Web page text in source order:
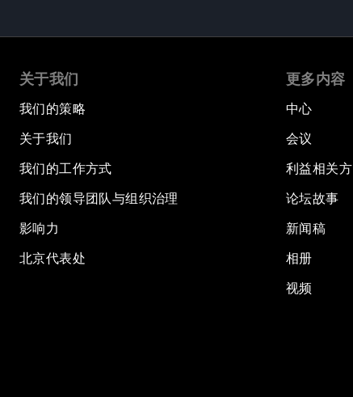
关于我们
我们的策略
关于我们
我们的工作方式
我们的领导团队与组织治理
影响力
北京代表处
更多内容
中心
会议
利益相关方
论坛故事
新闻稿
相册
视频